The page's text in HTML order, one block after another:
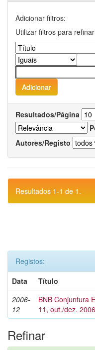
Adicionar filtros:
Utilizar filtros para
Resultados/Página
Autores/Registo
Resultados 1-1 de 1.
Registos:
Data
Título
2006-
12
BNB Conjuntura
11, out./dez. 2006
Refinar